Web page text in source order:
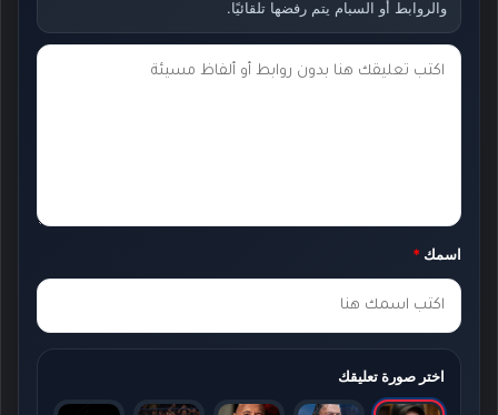
والروابط أو السبام يتم رفضها تلقائيًا.
ت
ك
*
اسمك *
اختر صورة تعليقك